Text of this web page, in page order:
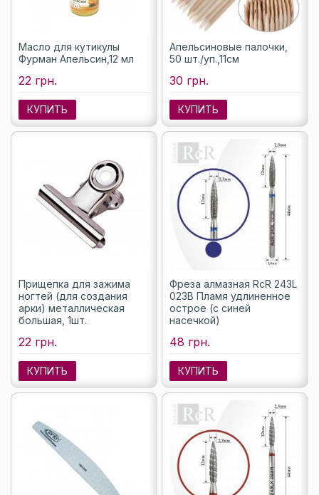
Масло для кутикулы
Фурман Апельсин,12 мл
22 грн.
КУПИТЬ
Апельсиновые палочки,
50 шт./уп.,11см
30 грн.
КУПИТЬ
Прищепка для зажима
ногтей (для создания
арки) металлическая
большая, 1шт.
22 грн.
КУПИТЬ
Фреза алмазная RcR 243L
023B Пламя удлиненное
острое (с синей
насечкой)
48 грн.
КУПИТЬ